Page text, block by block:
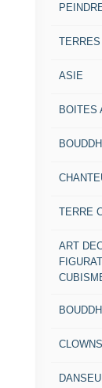
ASIE
BOITES
TERRE
ART
CLOWNS